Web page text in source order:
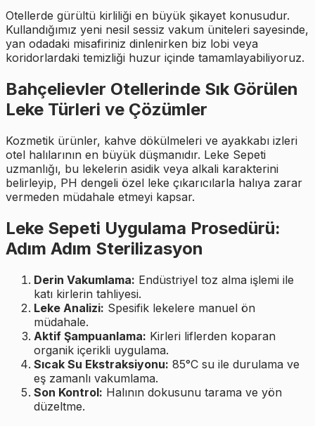
Otellerde gürültü kirliliği en büyük şikayet konusudur.
Kullandığımız yeni nesil sessiz vakum üniteleri sayesinde,
yan odadaki misafiriniz dinlenirken biz lobi veya
koridorlardaki temizliği huzur içinde tamamlayabiliyoruz.
Bahçelievler Otellerinde Sık Görülen
Leke Türleri ve Çözümler
Kozmetik ürünler, kahve dökülmeleri ve ayakkabı izleri
otel halılarının en büyük düşmanıdır. Leke Sepeti
uzmanlığı, bu lekelerin asidik veya alkali karakterini
belirleyip, PH dengeli özel leke çıkarıcılarla halıya zarar
vermeden müdahale etmeyi kapsar.
Leke Sepeti Uygulama Prosedürü:
Adım Adım Sterilizasyon
Derin Vakumlama: Endüstriyel toz alma işlemi ile
katı kirlerin tahliyesi.
Leke Analizi: Spesifik lekelere manuel ön
müdahale.
Aktif Şampuanlama: Kirleri liflerden koparan
organik içerikli uygulama.
Sıcak Su Ekstraksiyonu: 85°C su ile durulama ve
eş zamanlı vakumlama.
Son Kontrol: Halının dokusunu tarama ve yön
düzeltme.